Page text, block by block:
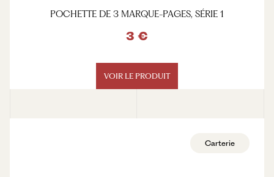
POCHETTE DE 3 MARQUE-PAGES, SÉRIE 1
3 €
VOIR LE PRODUIT
Carterie